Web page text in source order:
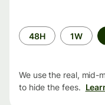
Time
period
48H 1W
We use the real, mid-
to hide the fees.